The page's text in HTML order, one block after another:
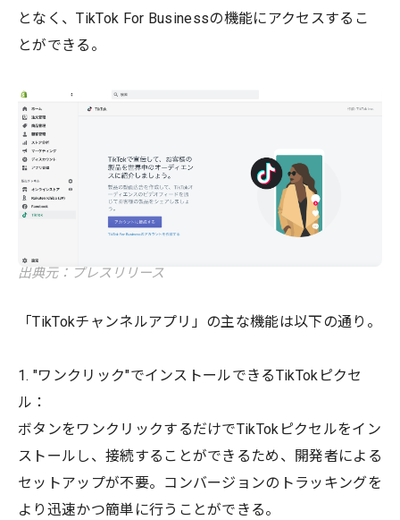
となく、TikTok For Businessの機能にアクセスするこ
とができる。
出典元：プレスリリース
「TikTokチャンネルアプリ」の主な機能は以下の通り。
1. "ワンクリック"でインストールできるTikTokピクセ
ル：
ボタンをワンクリックするだけでTikTokピクセルをイン
ストールし、接続することができるため、開発者による
セットアップが不要。コンバージョンのトラッキングを
より迅速かつ簡単に行うことができる。